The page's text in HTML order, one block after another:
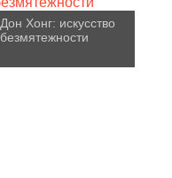
Дон Хонг: искусство
безмятежности